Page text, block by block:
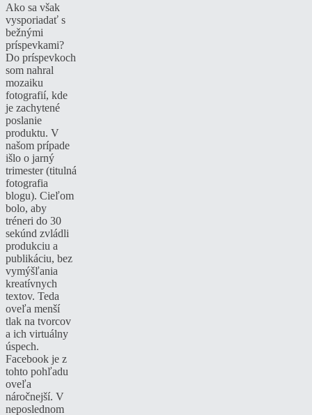
Ako sa však
vysporiadať s
bežnými
príspevkami?
Do príspevkoch
som nahral
mozaiku
fotografií, kde
je zachytené
poslanie
produktu. V
našom prípade
išlo o jarný
trimester (titulná
fotografia
blogu). Cieľom
bolo, aby
tréneri do 30
sekúnd zvládli
produkciu a
publikáciu, bez
vymýšľania
kreatívnych
textov. Teda
oveľa menší
tlak na tvorcov
a ich virtuálny
úspech.
Facebook je z
tohto pohľadu
oveľa
náročnejší. V
neposlednom